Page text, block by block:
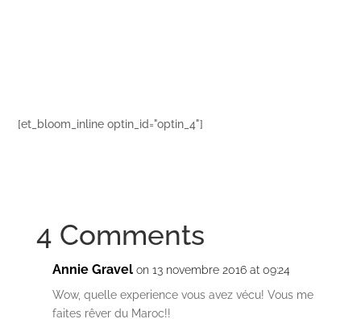
[et_bloom_inline optin_id="optin_4"]
4 Comments
Annie Gravel on 13 novembre 2016 at 09:24
Wow, quelle experience vous avez vécu! Vous me
faites rêver du Maroc!!